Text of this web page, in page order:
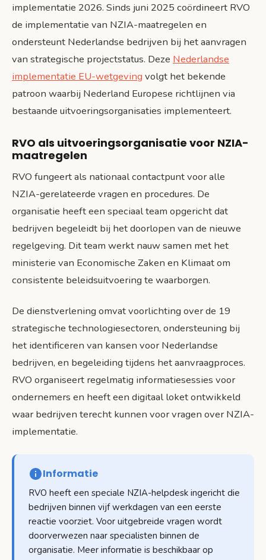
implementatie 2026. Sinds juni 2025 coördineert RVO
de implementatie van NZIA-maatregelen en
ondersteunt Nederlandse bedrijven bij het aanvragen
van strategische projectstatus. Deze Nederlandse
implementatie EU-wetgeving volgt het bekende
patroon waarbij Nederland Europese richtlijnen via
bestaande uitvoeringsorganisaties implementeert.
RVO als uitvoeringsorganisatie voor NZIA-
maatregelen
RVO fungeert als nationaal contactpunt voor alle
NZIA-gerelateerde vragen en procedures. De
organisatie heeft een speciaal team opgericht dat
bedrijven begeleidt bij het doorlopen van de nieuwe
regelgeving. Dit team werkt nauw samen met het
ministerie van Economische Zaken en Klimaat om
consistente beleidsuitvoering te waarborgen.
De dienstverlening omvat voorlichting over de 19
strategische technologiesectoren, ondersteuning bij
het identificeren van kansen voor Nederlandse
bedrijven, en begeleiding tijdens het aanvraagproces.
RVO organiseert regelmatig informatiesessies voor
ondernemers en heeft een digitaal loket ontwikkeld
waar bedrijven terecht kunnen voor vragen over NZIA-
implementatie.
Informatie
RVO heeft een speciale NZIA-helpdesk ingericht die
bedrijven binnen vijf werkdagen van een eerste
reactie voorziet. Voor uitgebreide vragen wordt
doorverwezen naar specialisten binnen de
organisatie. Meer informatie is beschikbaar op